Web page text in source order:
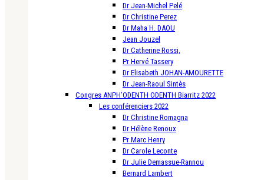
Dr Jean-Michel Pelé
Dr Christine Perez
Dr Maha H. DAOU
Jean Jouzel
Dr Catherine Rossi,
Pr Hervé Tassery
Dr Elisabeth JOHAN-AMOURETTE
Dr Jean-Raoul Sintès
Congres ANPH’ODENTH ODENTH Biarritz 2022
Les conférenciers 2022
Dr Christine Romagna
Dr Hélène Renoux
Pr Marc Henry
Dr Carole Leconte
Dr Julie Demassue-Rannou
Bernard Lambert